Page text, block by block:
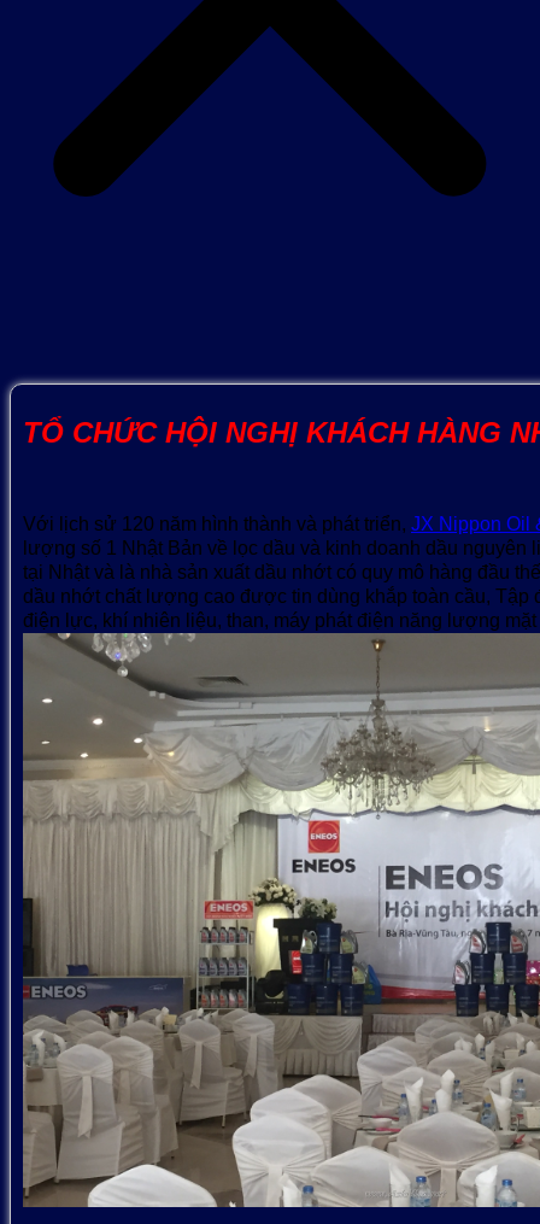
TỔ CHỨC HỘI NGHỊ KHÁCH HÀNG
Với lịch sử 120 năm hình thành và phát triển, JX Nippon Oil
lượng số 1 Nhật Bản về lọc dầu và kinh doanh dầu nguyên
tại Nhật và là nhà sản xuất dầu nhớt có quy mô hàng đầu
dầu nhớt chất lượng cao được tin dùng khắp toàn cầu, Tập
điện lực, khí nhiên liệu, than, máy phát điện năng lượng